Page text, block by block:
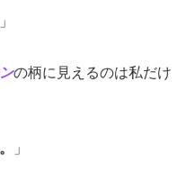
」
の柄に見えるのは私だけ
」